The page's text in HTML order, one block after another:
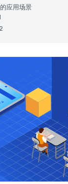
应用场景